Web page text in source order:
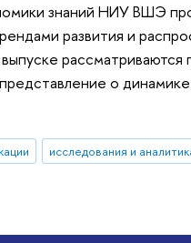
знаний НИУ ВШЭ
развития и
рассматриваются
о
исследования и